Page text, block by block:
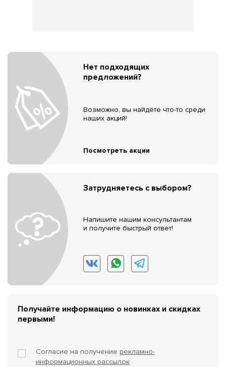
Нет подходящих
предложений?
Возможно, вы найдёте что-то среди
наших акций!
Посмотреть акции
Затрудняетесь с выбором?
Напишите нашим консультантам
и получите быстрый ответ!
Получайте информацию о новинках и скидках
первыми!
Согласие на получение рекламно-
информационных рассылок